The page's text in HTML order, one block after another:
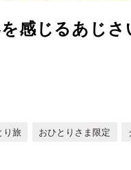
を感じるあじ
り旅 おひとりさま限定